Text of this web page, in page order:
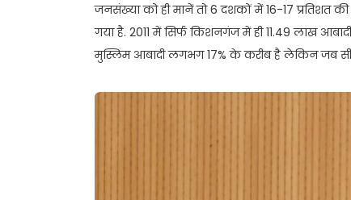
जनसंख्या को ही मानें तो 6 दशकों में 16-17 प्रतिशत
गया है. 2011 में सिर्फ किशनगंज में ही 11.49 लाख
मुस्लिम आबादी लगभग 17% के करीब है लेकिन जब